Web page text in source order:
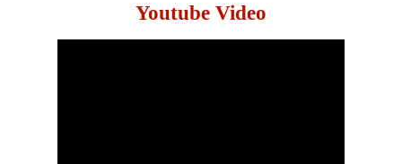
Youtube Video